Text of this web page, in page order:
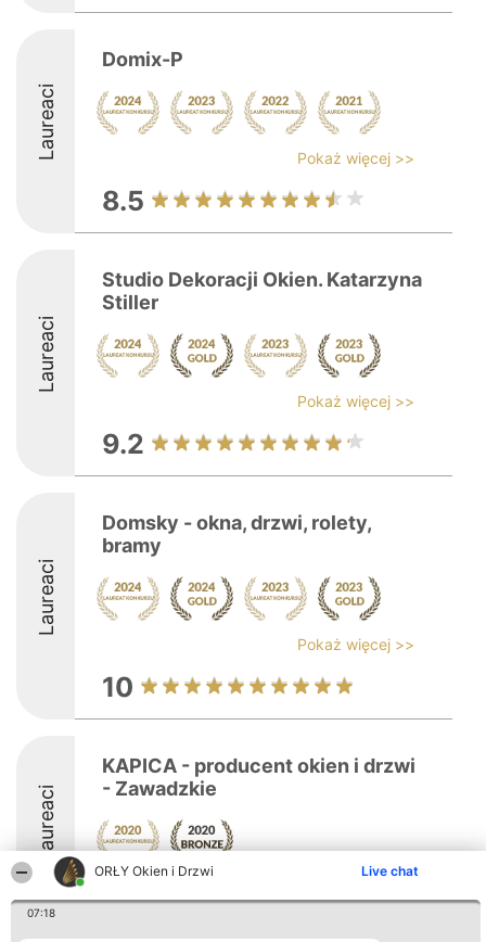
ORŁY Okien i Drzwi Live chat
07:18
Laureaci
Domix-P
Pokaż więcej >>
8.5
Laureaci
Studio Dekoracji Okien. Katarzyna
Stiller
Pokaż więcej >>
9.2
Laureaci
Domsky - okna, drzwi, rolety,
bramy
Pokaż więcej >>
10
Laureaci
KAPICA - producent okien i drzwi
- Zawadzkie